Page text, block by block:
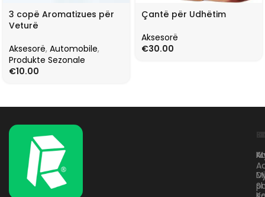
3 copë Aromatizues për
Veturë
Aksesorë, Automobile,
Produkte Sezonale
€10.00
Çantë për Udhëtim
Aksesorë
€30.00